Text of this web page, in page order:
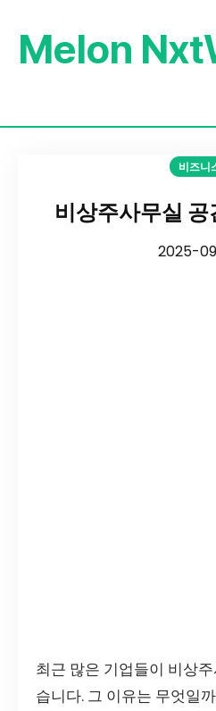
Melon
비즈니
비상주사무실
2025-
최근 많은 기업들이 비상
습니다. 그 이유는 무엇일